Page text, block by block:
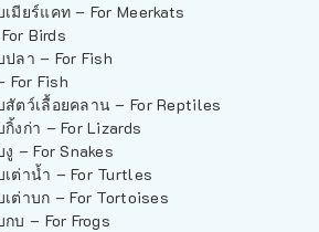
มียร์แคท – For Meerkats
Birds
ปลา – For Fish
For Fish
สัตว์เลื้อยคลาน – For Reptiles
งก่า – For Lizards
– For Snakes
เต่าน้ำ – For Turtles
เต่าบก – For Tortoises
บ – For Frogs